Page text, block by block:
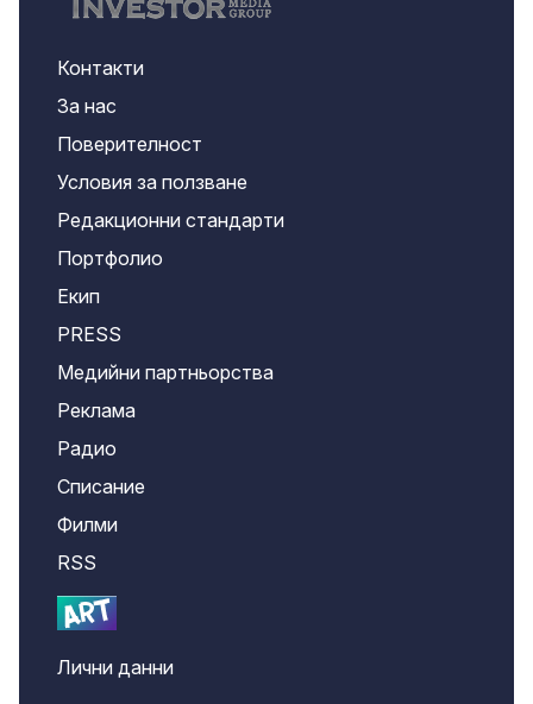
Контакти
За нас
Поверителност
Условия за ползване
Редакционни стандарти
Портфолио
Екип
PRESS
Медийни партньорства
Реклама
Радио
Списание
Филми
RSS
Лични данни